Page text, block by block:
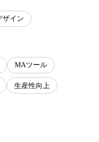
ザイン
MAツール
生産性向上